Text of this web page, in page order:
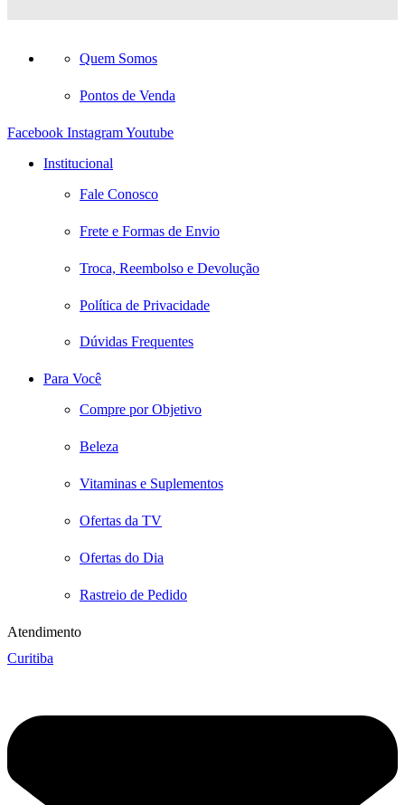
Quem Somos
Pontos de Venda
Facebook InstagramYoutube
Institucional
Fale Conosco
Frete e Formas de Envio
Troca, Reembolso e Devolução
Política de Privacidade
Dúvidas Frequentes
Para Você
Compre por Objetivo
Beleza
Vitaminas e Suplementos
Ofertas da TV
Ofertas do Dia
Rastreio de Pedido
Atendimento
Curitiba